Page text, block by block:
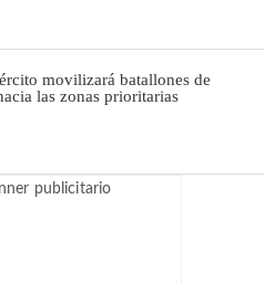
movilizará batallones de
las zonas prioritarias